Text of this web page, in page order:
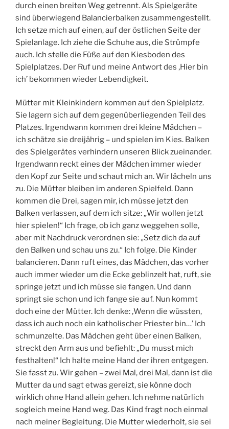
durch einen breiten Weg getrennt. Als Spielgeräte
sind überwiegend Balancierbalken zusammengestellt.
Ich setze mich auf einen, auf der östlichen Seite der
Spielanlage. Ich ziehe die Schuhe aus, die Strümpfe
auch. Ich stelle die Füße auf den Kiesboden des
Spielplatzes. Der Ruf und meine Antwort des ‚Hier bin
ich’ bekommen wieder Lebendigkeit.
Mütter mit Kleinkindern kommen auf den Spielplatz.
Sie lagern sich auf dem gegenüberliegenden Teil des
Platzes. Irgendwann kommen drei kleine Mädchen –
ich schätze sie dreijährig – und spielen im Kies. Balken
des Spielgerätes verhindern unseren Blick zueinander.
Irgendwann reckt eines der Mädchen immer wieder
den Kopf zur Seite und schaut mich an. Wir lächeln uns
zu. Die Mütter bleiben im anderen Spielfeld. Dann
kommen die Drei, sagen mir, ich müsse jetzt den
Balken verlassen, auf dem ich sitze: „Wir wollen jetzt
hier spielen!“ Ich frage, ob ich ganz weggehen solle,
aber mit Nachdruck verordnen sie: „Setz dich da auf
den Balken und schau uns zu.“ Ich folge. Die Kinder
balancieren. Dann ruft eines, das Mädchen, das vorher
auch immer wieder um die Ecke geblinzelt hat, ruft, sie
springe jetzt und ich müsse sie fangen. Und dann
springt sie schon und ich fange sie auf. Nun kommt
doch eine der Mütter. Ich denke: ‚Wenn die wüssten,
dass ich auch noch ein katholischer Priester bin…’ Ich
schmunzelte. Das Mädchen geht über einen Balken,
streckt den Arm aus und befiehlt: „Du musst mich
festhalten!“ Ich halte meine Hand der ihren entgegen.
Sie fasst zu. Wir gehen – zwei Mal, drei Mal, dann ist die
Mutter da und sagt etwas gereizt, sie könne doch
wirklich ohne Hand allein gehen. Ich nehme natürlich
sogleich meine Hand weg. Das Kind fragt noch einmal
nach meiner Begleitung. Die Mutter wiederholt, sie sei